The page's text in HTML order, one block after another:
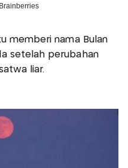
memberi nama Bulan
setelah perubahan
liar.